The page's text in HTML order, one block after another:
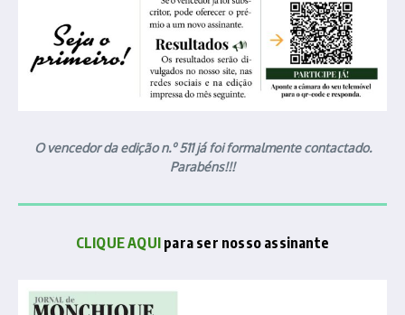
O vencedor da edição n.º 511 já foi formalmente contactado.
Parabéns!!!
CLIQUE AQUI para ser nosso assinante